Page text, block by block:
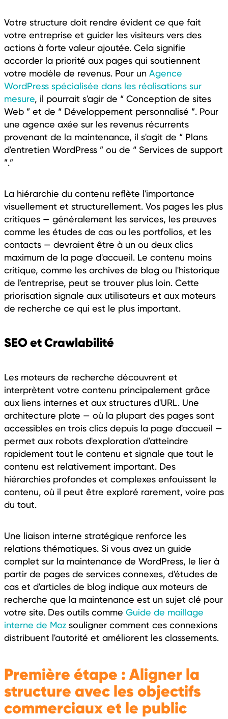
Votre structure doit rendre évident ce que fait
votre entreprise et guider les visiteurs vers des
actions à forte valeur ajoutée. Cela signifie
accorder la priorité aux pages qui soutiennent
votre modèle de revenus. Pour un Agence
WordPress spécialisée dans les réalisations sur
mesure, il pourrait s'agir de “ Conception de sites
Web ” et de “ Développement personnalisé ”. Pour
une agence axée sur les revenus récurrents
provenant de la maintenance, il s'agit de “ Plans
d'entretien WordPress ” ou de “ Services de support
”.”
La hiérarchie du contenu reflète l'importance
visuellement et structurellement. Vos pages les plus
critiques — généralement les services, les preuves
comme les études de cas ou les portfolios, et les
contacts — devraient être à un ou deux clics
maximum de la page d'accueil. Le contenu moins
critique, comme les archives de blog ou l'historique
de l'entreprise, peut se trouver plus loin. Cette
priorisation signale aux utilisateurs et aux moteurs
de recherche ce qui est le plus important.
SEO et Crawlabilité
Les moteurs de recherche découvrent et
interprètent votre contenu principalement grâce
aux liens internes et aux structures d'URL. Une
architecture plate — où la plupart des pages sont
accessibles en trois clics depuis la page d'accueil —
permet aux robots d'exploration d'atteindre
rapidement tout le contenu et signale que tout le
contenu est relativement important. Des
hiérarchies profondes et complexes enfouissent le
contenu, où il peut être exploré rarement, voire pas
du tout.
Une liaison interne stratégique renforce les
relations thématiques. Si vous avez un guide
complet sur la maintenance de WordPress, le lier à
partir de pages de services connexes, d'études de
cas et d'articles de blog indique aux moteurs de
recherche que la maintenance est un sujet clé pour
votre site. Des outils comme Guide de maillage
interne de Moz souligner comment ces connexions
distribuent l'autorité et améliorent les classements.
Première étape : Aligner la
structure avec les objectifs
commerciaux et le public